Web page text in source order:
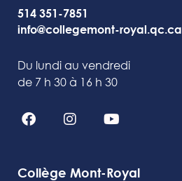
514 351-7851
info@collegemont-royal.qc.ca
Du lundi au vendredi
de 7 h 30 à 16 h 30
Collège Mont-Royal